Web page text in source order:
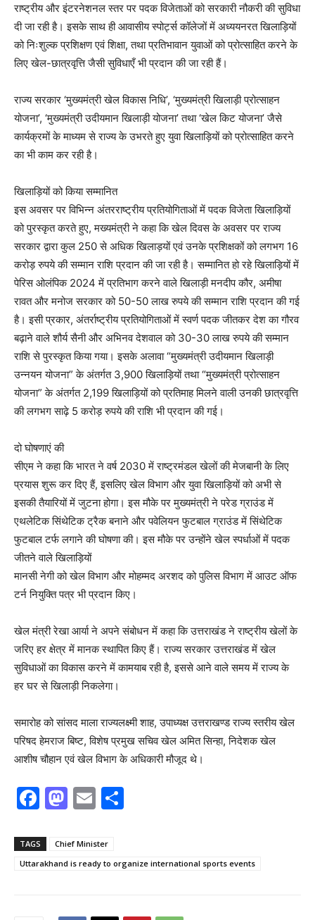
राष्ट्रीय और इंटरनेशनल स्तर पर पदक विजेताओं को सरकारी नौकरी की सुविधा
दी जा रही है। इसके साथ ही आवासीय स्पोर्ट्स कॉलेजों में अध्ययनरत खिलाड़ियों
को निःशुल्क प्रशिक्षण एवं शिक्षा, तथा प्रतिभावान युवाओं को प्रोत्साहित करने के
लिए खेल-छात्रवृत्ति जैसी सुविधाएँ भी प्रदान की जा रही हैं।
राज्य सरकार ‘मुख्यमंत्री खेल विकास निधि’, ‘मुख्यमंत्री खिलाड़ी प्रोत्साहन
योजना’, ‘मुख्यमंत्री उदीयमान खिलाड़ी योजना’ तथा ‘खेल किट योजना’ जैसे
कार्यक्रमों के माध्यम से राज्य के उभरते हुए युवा खिलाड़ियों को प्रोत्साहित करने
का भी काम कर रही है।
खिलाड़ियों को किया सम्मानित
इस अवसर पर विभिन्न अंतरराष्ट्रीय प्रतियोगिताओं में पदक विजेता खिलाड़ियों
को पुरस्कृत करते हुए, मख्यमंत्री ने कहा कि खेल दिवस के अवसर पर राज्य
सरकार द्वारा कुल 250 से अधिक खिलाड़यों एवं उनके प्रशिक्षकों को लगभग 16
करोड़ रुपये की सम्मान राशि प्रदान की जा रही है। सम्मानित हो रहे खिलाड़ियों में
पेरिस ओलंपिक 2024 में प्रतिभाग करने वाले खिलाड़ी मनदीप कौर, अमीषा
रावत और मनोज सरकार को 50-50 लाख रुपये की सम्मान राशि प्रदान की गई
है। इसी प्रकार, अंतर्राष्ट्रीय प्रतियोगिताओं में स्वर्ण पदक जीतकर देश का गौरव
बढ़ाने वाले शौर्य सैनी और अभिनव देशवाल को 30-30 लाख रुपये की सम्मान
राशि से पुरस्कृत किया गया। इसके अलावा “मुख्यमंत्री उदीयमान खिलाड़ी
उन्नयन योजना” के अंतर्गत 3,900 खिलाड़ियों तथा “मुख्यमंत्री प्रोत्साहन
योजना” के अंतर्गत 2,199 खिलाड़ियों को प्रतिमाह मिलने वाली उनकी छात्रवृत्ति
की लगभग साढ़े 5 करोड़ रुपये की राशि भी प्रदान की गई।
दो घोषणाएं की
सीएम ने कहा कि भारत ने वर्ष 2030 में राष्ट्रमंडल खेलों की मेजबानी के लिए
प्रयास शुरू कर दिए हैं, इसलिए खेल विभाग और युवा खिलाड़ियों को अभी से
इसकी तैयारियों में जुटना होगा। इस मौके पर मुख्यमंत्री ने परेड ग्राउंड में
एथलेटिक सिंथेटिक ट्रैक बनाने और पवेलियन फुटबाल ग्राउंड में सिंथेटिक
फुटबाल टर्फ लगाने की घोषणा की। इस मौके पर उन्होंने खेल स्पर्धाओं में पदक
जीतने वाले खिलाड़ियों
मानसी नेगी को खेल विभाग और मोहम्मद अरशद को पुलिस विभाग में आउट ऑफ
टर्न नियुक्ति पत्र भी प्रदान किए।
खेल मंत्री रेखा आर्या ने अपने संबोधन में कहा कि उत्तराखंड ने राष्ट्रीय खेलों के
जरिए हर क्षेत्र में मानक स्थापित किए हैं। राज्य सरकार उत्तराखंड में खेल
सुविधाओं का विकास करने में कामयाब रही है, इससे आने वाले समय में राज्य के
हर घर से खिलाड़ी निकलेगा।
समारोह को सांसद माला राज्यलक्ष्मी शाह, उपाध्यक्ष उत्तराखण्ड राज्य स्तरीय खेल
परिषद हेमराज बिष्ट, विशेष प्रमुख सचिव खेल अमित सिन्हा, निदेशक खेल
आशीष चौहान एवं खेल विभाग के अधिकारी मौजूद थे।
F
c
e
M
st
o
o
E
ai
l
e
TAGS
Chief Minister
Uttarakhand is ready to organize international sports events